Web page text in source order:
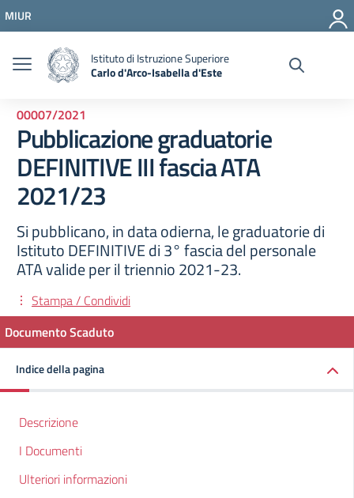
Vai al menu di navigazione
Vai al footer
MIUR
Istituto di Istruzione Superiore
Carlo d'Arco-Isabella d'Este
00007/2021
Pubblicazione graduatorie
DEFINITIVE III fascia ATA
2021/23
Si pubblicano, in data odierna, le graduatorie di
Istituto DEFINITIVE di 3° fascia del personale
ATA valide per il triennio 2021-23.
Stampa / Condividi
Documento Scaduto
Indice della pagina
Descrizione
I Documenti
Ulteriori informazioni